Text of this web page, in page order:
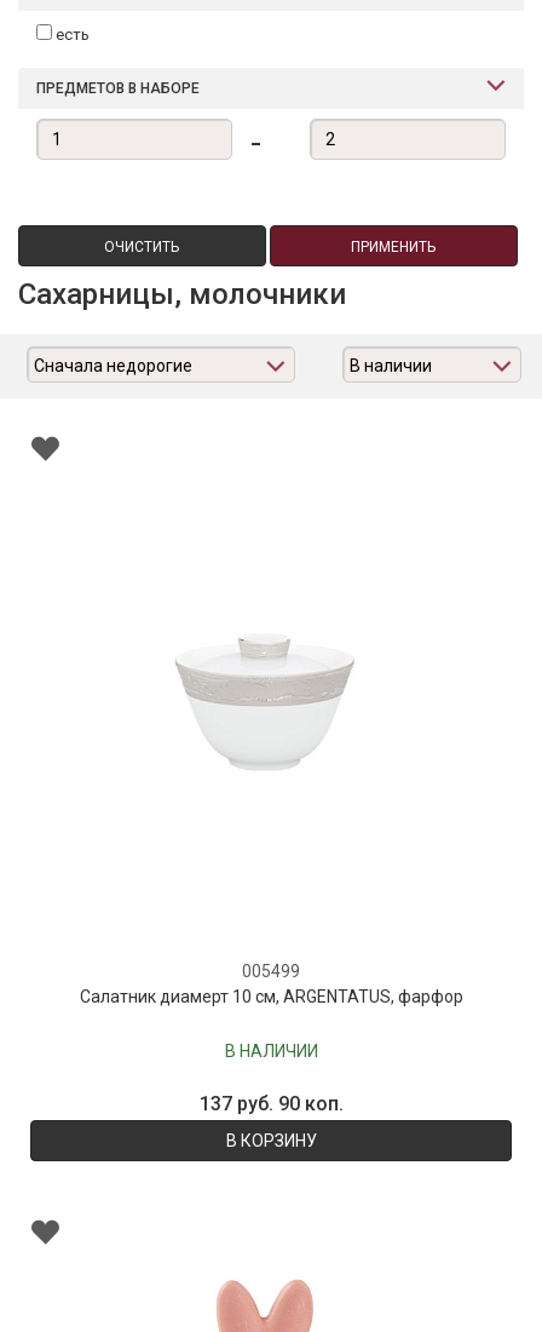
есть
ПРЕДМЕТОВ В НАБОРЕ
-
ОЧИСТИТЬ ПРИМЕНИТЬ
Сахарницы, молочники
Сначала недорогие В наличии
005499
Салатник диамерт 10 см, ARGENTATUS, фарфор
В НАЛИЧИИ
137 руб. 90 коп.
В КОРЗИНУ